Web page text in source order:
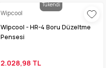
Tükendi
Wipcool
Wipcool - HR-4 Boru Düzeltme
Pensesi
2.028,98 TL